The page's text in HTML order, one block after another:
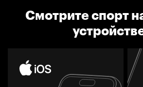
Смотрите спорт